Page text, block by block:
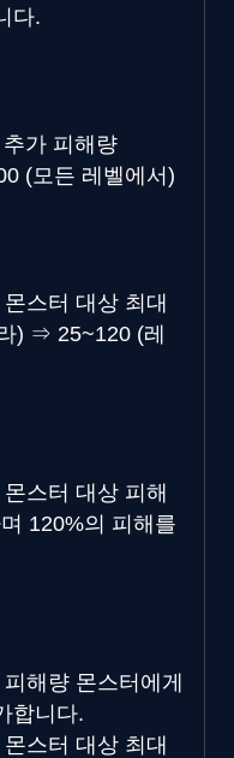
다.
가 피해량
(모든 레벨에서)
스터 대상 최대
) ⇒ 25~120 (레
스터 대상 피해
120%의 피해를
해량 몬스터에게
합니다.
스터 대상 최대